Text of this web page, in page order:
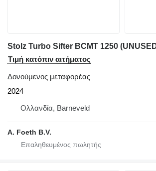
Τιμή κατόπιν αιτήματος
Δονούμενος μεταφορέας
2024
Ολλανδία, Barneveld
A. Foeth B.V.